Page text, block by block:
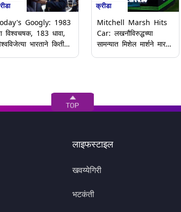
Googly: 1983
विश्वचषक, 183 धावा,
भारताने किती
क्रीडा
Mitchell Marsh Hits
Car: लखनौविरुद्धच्या
सामन्यात मिशेल मार्शने मारला
लाइफस्टाइल
खवय्येगिरी
भटकंती